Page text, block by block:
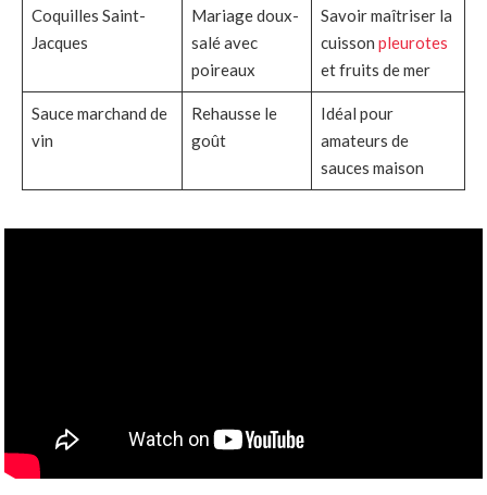
Coquilles Saint-
Jacques
Mariage doux-
salé avec
poireaux
Savoir maîtriser la
cuisson pleurotes
et fruits de mer
Sauce marchand de
vin
Rehausse le
goût
Idéal pour
amateurs de
sauces maison